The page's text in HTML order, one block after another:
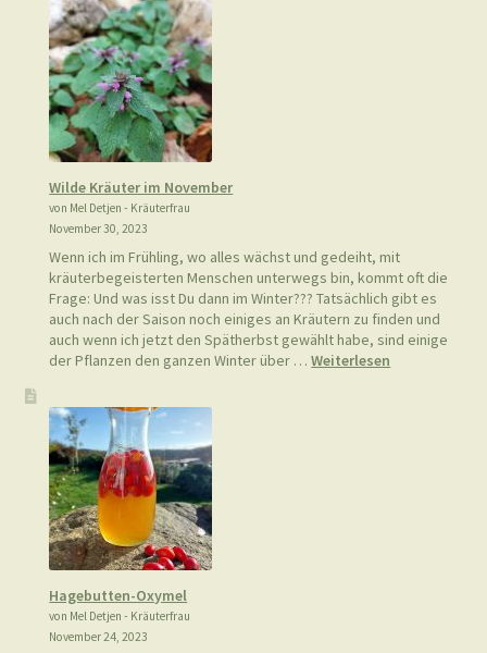
Wilde Kräuter im November
von Mel Detjen - Kräuterfrau
November 30, 2023
Wenn ich im Frühling, wo alles wächst und gedeiht, mit
kräuterbegeisterten Menschen unterwegs bin, kommt oft die
Frage: Und was isst Du dann im Winter??? Tatsächlich gibt es
auch nach der Saison noch einiges an Kräutern zu finden und
auch wenn ich jetzt den Spätherbst gewählt habe, sind einige
der Pflanzen den ganzen Winter über …Weiterlesen
Hagebutten-Oxymel
von Mel Detjen - Kräuterfrau
November 24, 2023